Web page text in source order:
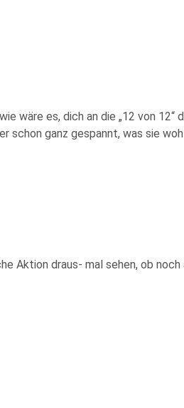
wäre es, dich an die „12 von 12“
schon ganz gespannt, was sie
Aktion draus- mal sehen, ob noch